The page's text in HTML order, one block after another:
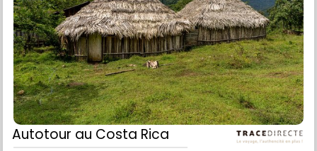
Autotour au Costa Rica